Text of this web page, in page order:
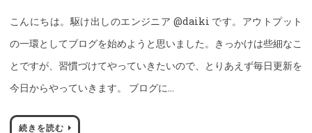
投
稿
ナ
前
固
定
ー
1
固
定
ー
検
索: